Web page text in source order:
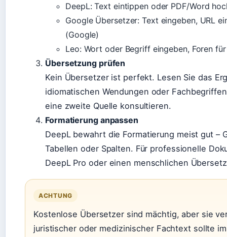
DeepL: Text eintippen oder PDF/Word
Google Übersetzer: Text eingeben, URL
(Google)
Leo: Wort oder Begriff eingeben, Foren
Übersetzung prüfen
Kein Übersetzer ist perfekt. Lesen Sie das
idiomatischen Wendungen oder
eine zweite Quelle konsultieren.
Formatierung anpassen
DeepL bewahrt die Formatierung meist gut
Tabellen oder Spalten. Für professionelle
DeepL Pro oder einen menschlichen
ACHTUNG
Kostenlose Übersetzer sind mächtig, aber sie
juristischer oder medizinischer Fachtext sollte